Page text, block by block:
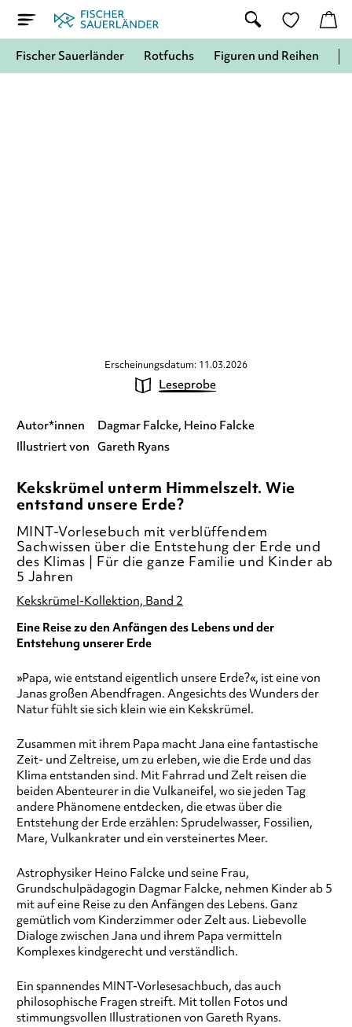
Fischer Sauerländer Rotfuchs Figuren und Reihen
Erscheinungsdatum: 11.03.2026
Leseprobe
Autor*innen Dagmar Falcke Heino Falcke
Illustriert von Gareth Ryans
Kekskrümel unterm Himmelszelt. Wie
entstand unsere Erde?
MINT-Vorlesebuch mit verblüffendem
Sachwissen über die Entstehung der Erde und
des Klimas | Für die ganze Familie und Kinder ab
5 Jahren
Kekskrümel-Kollektion, Band 2
Eine Reise zu den Anfängen des Lebens und der
Entstehung unserer Erde
»Papa, wie entstand eigentlich unsere Erde?«, ist eine von
Janas großen Abendfragen. Angesichts des Wunders der
Natur fühlt sie sich klein wie ein Kekskrümel.
Zusammen mit ihrem Papa macht Jana eine fantastische
Zeit- und Zeltreise, um zu erleben, wie die Erde und das
Klima entstanden sind. Mit Fahrrad und Zelt reisen die
beiden Abenteurer in die Vulkaneifel, wo sie jeden Tag
andere Phänomene entdecken, die etwas über die
Entstehung der Erde erzählen: Sprudelwasser, Fossilien,
Mare, Vulkankrater und ein versteinertes Meer.
Astrophysiker Heino Falcke und seine Frau,
Grundschulpädagogin Dagmar Falcke, nehmen Kinder ab 5
mit auf eine Reise zu den Anfängen des Lebens. Ganz
gemütlich vom Kinderzimmer oder Zelt aus. Liebevolle
Dialoge zwischen Jana und ihrem Papa vermitteln
Komplexes kindgerecht und verständlich.
Ein spannendes MINT-Vorlesesachbuch, das auch
philosophische Fragen streift. Mit tollen Fotos und
stimmungsvollen Illustrationen von Gareth Ryans.